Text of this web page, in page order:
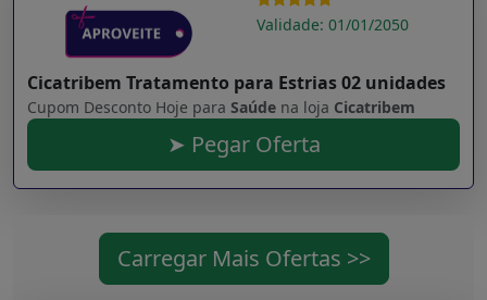
Validade: 01/01/2050
Cicatribem Tratamento para Estrias 02 unidades
Cupom Desconto Hoje para Saúde na loja Cicatribem
➤ Pegar Oferta
Carregar Mais Ofertas >>